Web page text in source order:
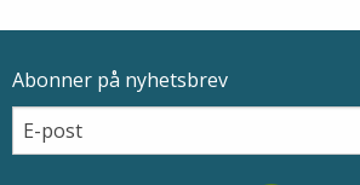
Epostadresse
Abonner på nyhetsbrev
Email